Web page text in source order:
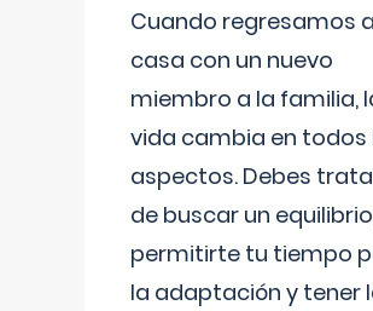
Cuando regresamos a
casa con un nuevo
miembro a la familia,
vida cambia en todos
aspectos. Debes
de buscar un
permitirte tu tiempo
la adaptación y tener